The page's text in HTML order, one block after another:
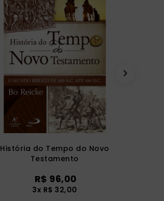
História do Tempo do Novo
Testamento
R$ 96,00
3x R$ 32,00